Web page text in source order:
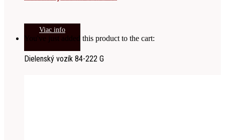
Viac info
You've just added this product to the cart:
Dielenský vozík 84-222 G